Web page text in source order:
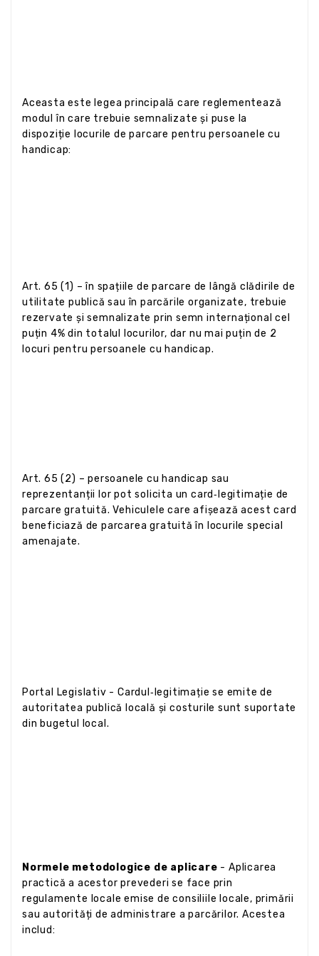
Aceasta este legea principală care reglementează
modul în care trebuie semnalizate și puse la
dispoziție locurile de parcare pentru persoanele cu
handicap:
Art. 65 (1) – în spațiile de parcare de lângă clădirile de
utilitate publică sau în parcările organizate, trebuie
rezervate și semnalizate prin semn internațional cel
puțin 4% din totalul locurilor, dar nu mai puțin de 2
locuri pentru persoanele cu handicap.
Art. 65 (2) – persoanele cu handicap sau
reprezentanții lor pot solicita un card‑legitimație de
parcare gratuită. Vehiculele care afișează acest card
beneficiază de parcarea gratuită în locurile special
amenajate.
Portal Legislativ - Cardul‑legitimație se emite de
autoritatea publică locală și costurile sunt suportate
din bugetul local.
Normele metodologice de aplicare - Aplicarea
practică a acestor prevederi se face prin
regulamente locale emise de consiliile locale, primării
sau autorități de administrare a parcărilor. Acestea
includ: